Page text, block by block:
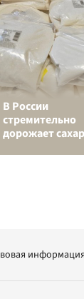
В России
стремительно
дорожает сахар
информация